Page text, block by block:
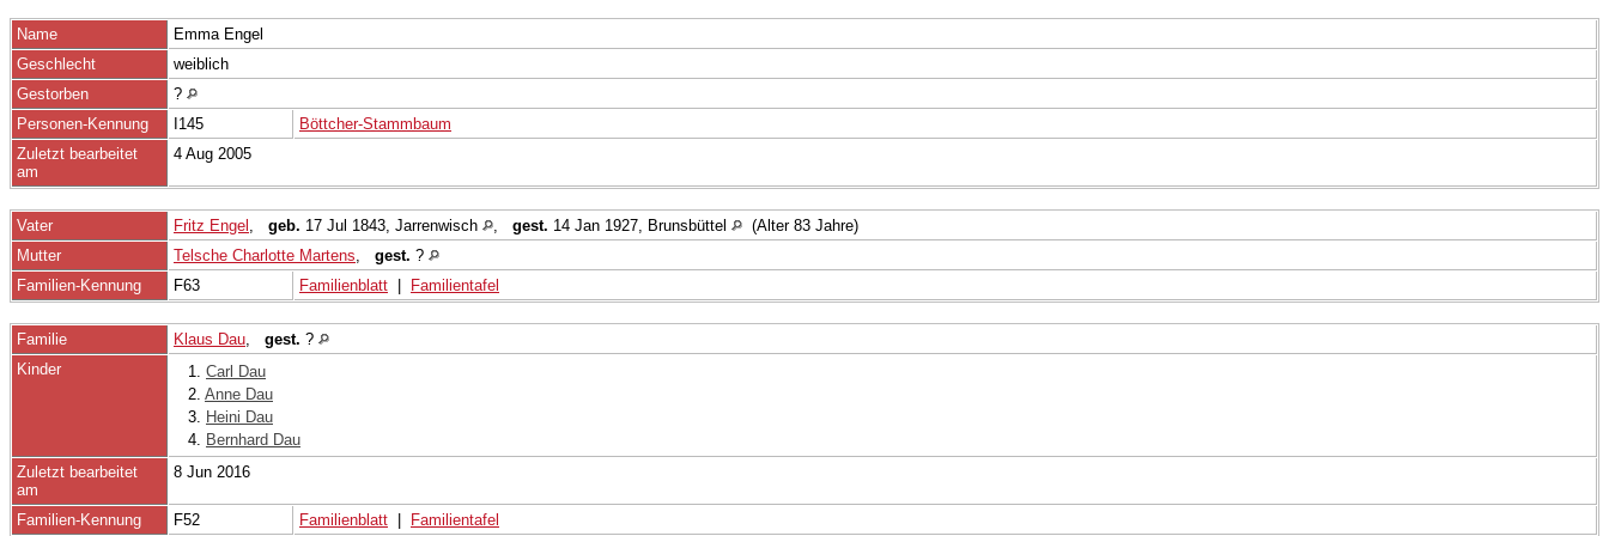
Name Emma Engel
Geschlecht
weiblich
Gestorben
?
Personen-Kennung
I145
Böttcher-Stammbaum
Zuletzt bearbeitet
am
4 Aug 2005
Vater Fritz Engel , geb. 17 Jul 1843, Jarrenwisch , gest. 14 Jan 1927, Brunsbüttel
(Alter 83 Jahre)
Mutter
Telsche Charlotte Martens, gest. ?
Familien-Kennung
F63 Familienblatt Familientafel
Familie Klaus Dau, gest. ?
Kinder
1. Carl Dau
2. Anne Dau
3. Heini Dau
4. Bernhard Dau
Zuletzt bearbeitet
am
8 Jun 2016
Familien-Kennung F52 Familienblatt Familientafel